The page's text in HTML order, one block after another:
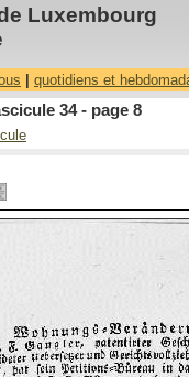
Luxembourg
quotidiens et
34 - page 8